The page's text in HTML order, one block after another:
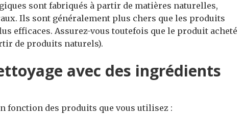
sont fabriqués à partir de matières naturelles,
Ils sont généralement plus chers que les produits
efficaces. Assurez-vous toutefois que le produit acheté
de produits naturels).
avec des ingrédients
fonction des produits que vous utilisez :